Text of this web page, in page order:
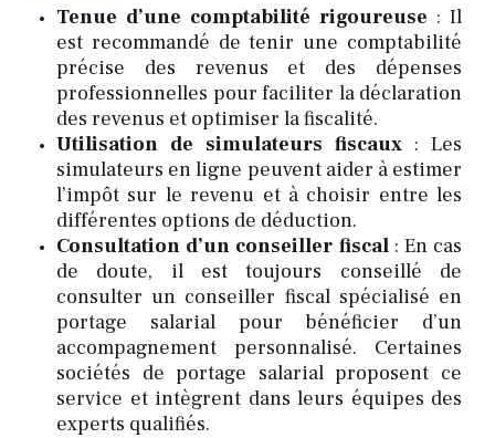
Tenue d’une comptabilité rigoureuse : Il
est recommandé de tenir une comptabilité
précise des revenus et des dépenses
professionnelles pour faciliter la déclaration
des revenus et optimiser la fiscalité.
Utilisation de simulateurs fiscaux : Les
simulateurs en ligne peuvent aider à estimer
l’impôt sur le revenu et à choisir entre les
différentes options de déduction.
Consultation d’un conseiller fiscal: En cas
de doute, il est toujours conseillé de
consulter un conseiller fiscal spécialisé en
portage salarial pour bénéficier d’un
accompagnement personnalisé. Certaines
sociétés de portage salarial proposent ce
service et intègrent dans leurs équipes des
experts qualifiés.